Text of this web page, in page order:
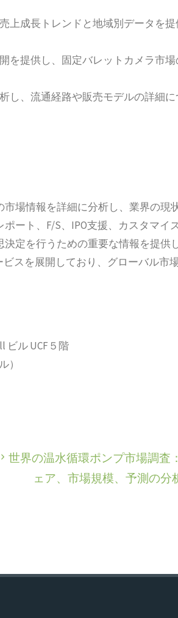
成長トレンドと地域別データを提
を提供し、固定バレットカメラ市
し、流通経路や販売モデルの詳細に
市場情報を詳細に分析し、業界の現
ート、F/S、IPO支援、カスタマイ
定を行うための重要な情報を提供
スを展開しており、グローバル市
ビル UCF５階
）
世界の温水循環ポンプ市場調査
ェア、市場規模、予測の分